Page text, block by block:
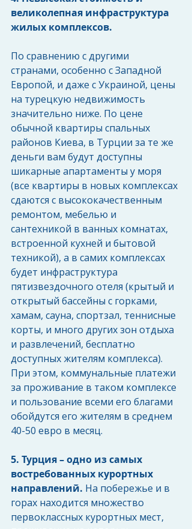
великолепная инфраструктура
жилых комплексов.
По сравнению с другими
странами, особенно с Западной
Европой, и даже с Украиной, цены
на турецкую недвижимость
значительно ниже. По цене
обычной квартиры спальных
районов Киева, в Турции за те же
деньги вам будут доступны
шикарные апартаменты у моря
(все квартиры в новых комплексах
сдаются с высококачественным
ремонтом, мебелью и
сантехникой в ванных комнатах,
встроенной кухней и бытовой
техникой), а в самих комплексах
будет инфраструктура
пятизвездочного отеля (крытый и
открытый бассейны с горками,
хамам, сауна, спортзал, теннисные
корты, и много других зон отдыха
и развлечений, бесплатно
доступных жителям комплекса).
При этом, коммунальные платежи
за проживание в таком комплексе
и пользование всеми его благами
обойдутся его жителям в среднем
40-50 евро в месяц.
5. Турция – одно из самых
востребованных курортных
направлений. На побережье и в
горах находится множество
первоклассных курортных мест,